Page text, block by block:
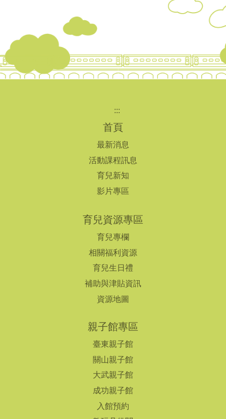
:::
首頁
最新消息
活動課程訊息
育兒新知
影片專區
育兒資源專區
育兒專欄
相關福利資源
育兒生日禮
補助與津貼資訊
資源地圖
親子館專區
臺東親子館
關山親子館
大武親子館
成功親子館
入館預約